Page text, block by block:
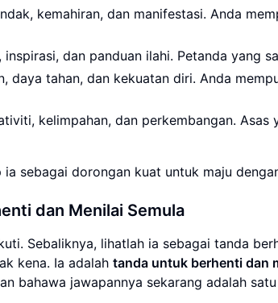
kemahiran, dan manifestasi. Anda
inspirasi, dan panduan ilahi. Petanda yang
daya tahan, dan kekuatan diri. Anda
kelimpahan, dan perkembangan. Asas
sebagai dorongan kuat untuk maju
dan Menilai Semula
Sebaliknya, lihatlah ia sebagai tanda
kena. Ia adalah tanda untuk berhenti dan
bahawa jawapannya sekarang adalah